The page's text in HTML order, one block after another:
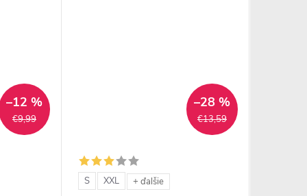
€9,99
–12 %
€13,59
–28 %
S XXL + ďalšie